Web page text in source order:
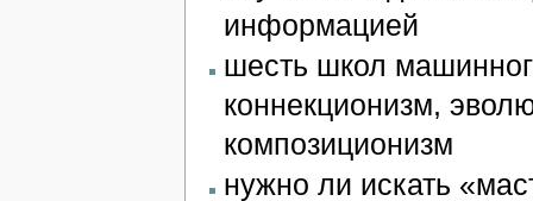
информацией
шесть школ
коннекционизм,
композиционизм
нужно ли искать